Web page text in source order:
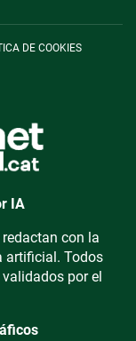
DE COOKIES
IA
con la
artificial. Todos
por el